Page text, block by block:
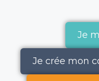
Je
Je crée mon